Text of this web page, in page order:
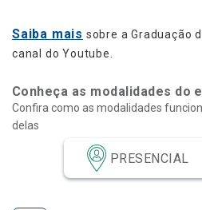
Saiba mais sobre a Graduação
canal do Youtube.
Conheça as modalidades do
PRESENCIAL
Confira como as modalidades
delas